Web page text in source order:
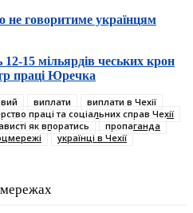
говоритиме українцям
15 мільярдів чеських крон
праці Юречка
виплати
виплати в Чехії
праці та соціальних справ Чехії
як впоратись
пропаганда
українці в Чехії